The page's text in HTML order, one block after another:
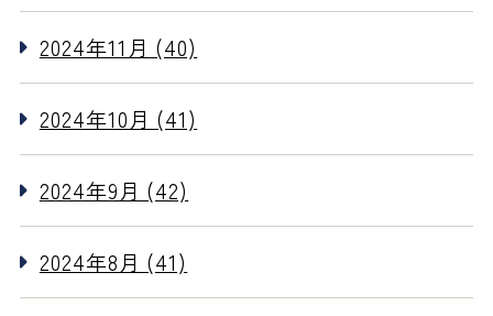
2024年11月 (40)
2024年10月 (41)
2024年9月 (42)
2024年8月 (41)